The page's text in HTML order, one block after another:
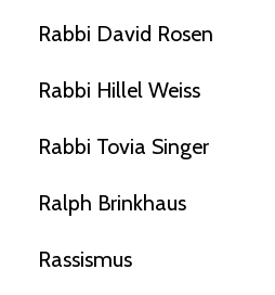
Rabbi David Rosen
Rabbi Hillel Weiss
Rabbi Tovia Singer
Ralph Brinkhaus
Rassismus